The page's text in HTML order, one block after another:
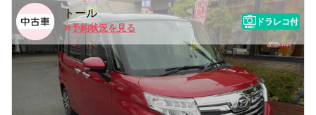
トール
予約状況を見る
ドラレコ付